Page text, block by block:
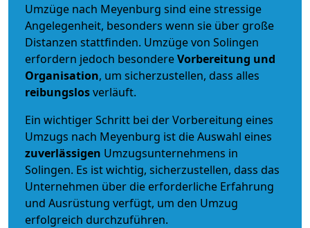
Umzüge nach Meyenburg sind eine stressige
Angelegenheit, besonders wenn sie über große
Distanzen stattfinden. Umzüge von Solingen
erfordern jedoch besondereVorbereitung und
Organisation, um sicherzustellen, dass alles
reibungslosverläuft.
Ein wichtiger Schritt bei der Vorbereitung eines
Umzugs nach Meyenburg ist die Auswahl eines
zuverlässigen Umzugsunternehmens in
Solingen. Es ist wichtig, sicherzustellen, dass das
Unternehmen über die erforderliche Erfahrung
und Ausrüstung verfügt, um den Umzug
erfolgreich durchzuführen.